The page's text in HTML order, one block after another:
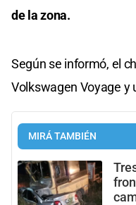
de la zona.
Según se informó, el
Volkswagen Voyage y
MIRÁ TAMBIÉN